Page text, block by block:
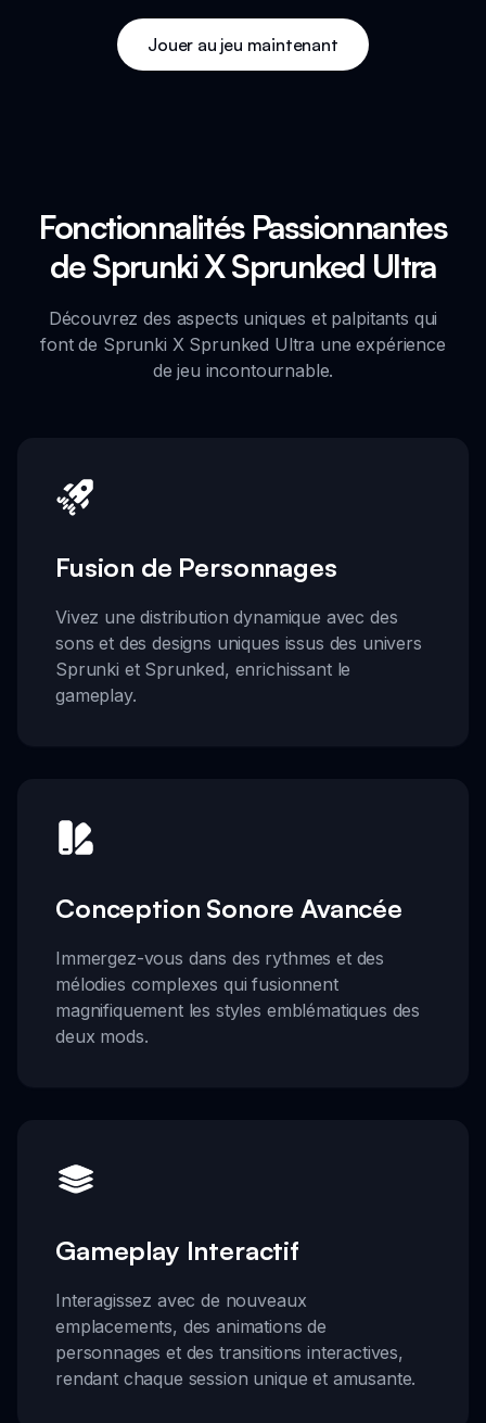
Jouer au jeu maintenant
Fonctionnalités Passionnantes
de Sprunki X Sprunked Ultra
Découvrez des aspects uniques et palpitants qui
font de Sprunki X Sprunked Ultra une expérience
de jeu incontournable.
Fusion de Personnages
Vivez une distribution dynamique avec des
sons et des designs uniques issus des univers
Sprunki et Sprunked, enrichissant le
gameplay.
Conception Sonore Avancée
Immergez-vous dans des rythmes et des
mélodies complexes qui fusionnent
magnifiquement les styles emblématiques des
deux mods.
Gameplay Interactif
Interagissez avec de nouveaux
emplacements, des animations de
personnages et des transitions interactives,
rendant chaque session unique et amusante.